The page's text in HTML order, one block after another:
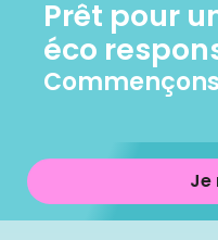
Prêt pour
éco
Je